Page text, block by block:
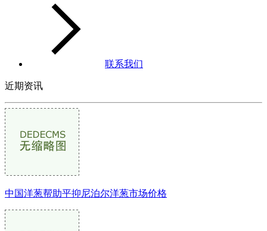
联系我们
近期资讯
中国洋葱帮助平抑尼泊尔洋葱市场价格